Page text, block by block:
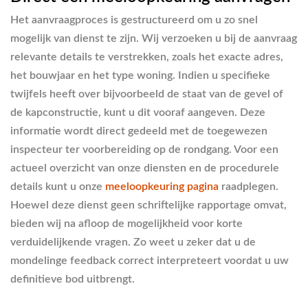
Het aanvraagproces is gestructureerd om u zo snel
mogelijk van dienst te zijn. Wij verzoeken u bij de aanvraag
relevante details te verstrekken, zoals het exacte adres,
het bouwjaar en het type woning. Indien u specifieke
twijfels heeft over bijvoorbeeld de staat van de gevel of
de kapconstructie, kunt u dit vooraf aangeven. Deze
informatie wordt direct gedeeld met de toegewezen
inspecteur ter voorbereiding op de rondgang. Voor een
actueel overzicht van onze diensten en de procedurele
details kunt u onze meeloopkeuring pagina raadplegen.
Hoewel deze dienst geen schriftelijke rapportage omvat,
bieden wij na afloop de mogelijkheid voor korte
verduidelijkende vragen. Zo weet u zeker dat u de
mondelinge feedback correct interpreteert voordat u uw
definitieve bod uitbrengt.